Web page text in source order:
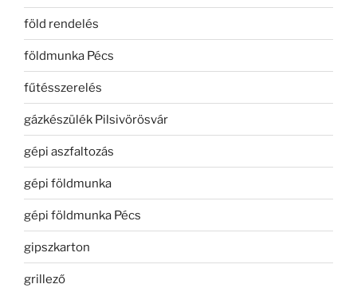
föld rendelés
földmunka Pécs
fűtésszerelés
gázkészülék Pilsivörösvár
gépi aszfaltozás
gépi földmunka
gépi földmunka Pécs
gipszkarton
grillező